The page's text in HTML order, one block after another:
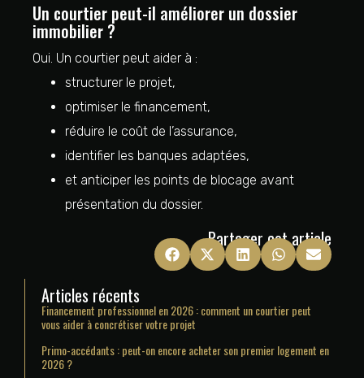
Un courtier peut-il améliorer un dossier
immobilier ?
Oui. Un courtier peut aider à :
structurer le projet,
optimiser le financement,
réduire le coût de l’assurance,
identifier les banques adaptées,
et anticiper les points de blocage avant
présentation du dossier.
Partager cet article
Articles récents
Financement professionnel en 2026 : comment un courtier peut
vous aider à concrétiser votre projet
Primo-accédants : peut-on encore acheter son premier logement en
2026 ?